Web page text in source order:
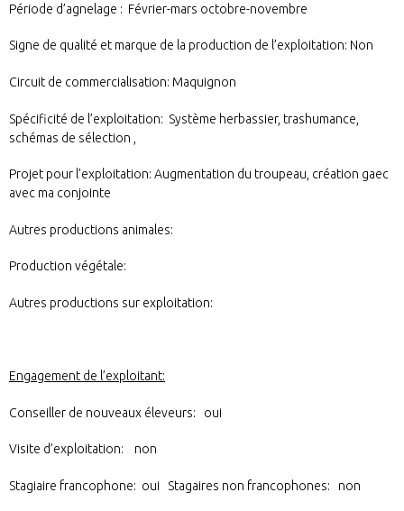
Période d’agnelage : Février-mars octobre-novembre
Signe de qualité et marque de la production de l’exploitation: Non
Circuit de commercialisation: Maquignon
Spécificité de l’exploitation: Système herbassier, trashumance,
schémas de sélection ,
Projet pour l’exploitation: Augmentation du troupeau, création gaec
avec ma conjointe
Autres productions animales:
Production végétale:
Autres productions sur exploitation:
Engagement de l’exploitant:
Conseiller de nouveaux éleveurs: oui
Visite d’exploitation: non
Stagiaire francophone: oui Stagaires non francophones: non